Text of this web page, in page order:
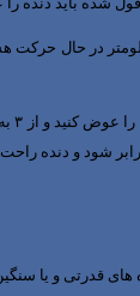
شود و دنده راحت
های قدرتی و یا